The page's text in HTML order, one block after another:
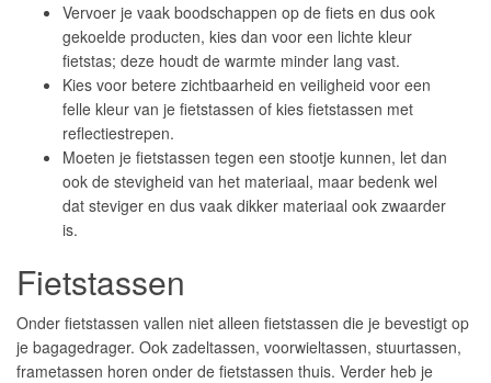
Vervoer je vaak boodschappen op de fiets en dus ook
gekoelde producten, kies dan voor een lichte kleur
fietstas; deze houdt de warmte minder lang vast.
Kies voor betere zichtbaarheid en veiligheid voor een
felle kleur van je fietstassen of kies fietstassen met
reflectiestrepen.
Moeten je fietstassen tegen een stootje kunnen, let dan
ook de stevigheid van het materiaal, maar bedenk wel
dat steviger en dus vaak dikker materiaal ook zwaarder
is.
Fietstassen
Onder fietstassen vallen niet alleen fietstassen die je bevestigt op
je bagagedrager. Ook zadeltassen, voorwieltassen, stuurtassen,
frametassen horen onder de fietstassen thuis. Verder heb je